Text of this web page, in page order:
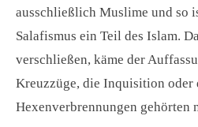
ausschließlich Muslime und so
Salafismus ein Teil des Islam.
verschließen, käme der
Kreuzzüge, die Inquisition oder
Hexenverbrennungen gehörten